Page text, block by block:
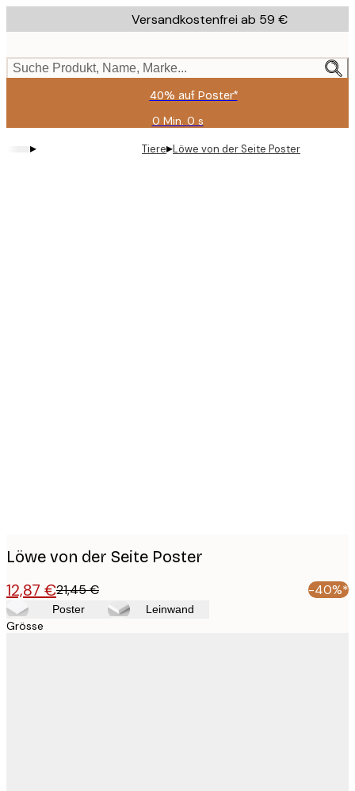
to
content.
Versandkostenfrei ab 59 €
Suche Produkt, Name, Marke...
40% auf Poster*
0 Min. 0 s
Gültig
2026-
▸ Tiere▸Löwe von der Seite Poster
Löwe von der Seite Poster
12,87 €21,45 € -40%*
Poster Leinwand
Grösse